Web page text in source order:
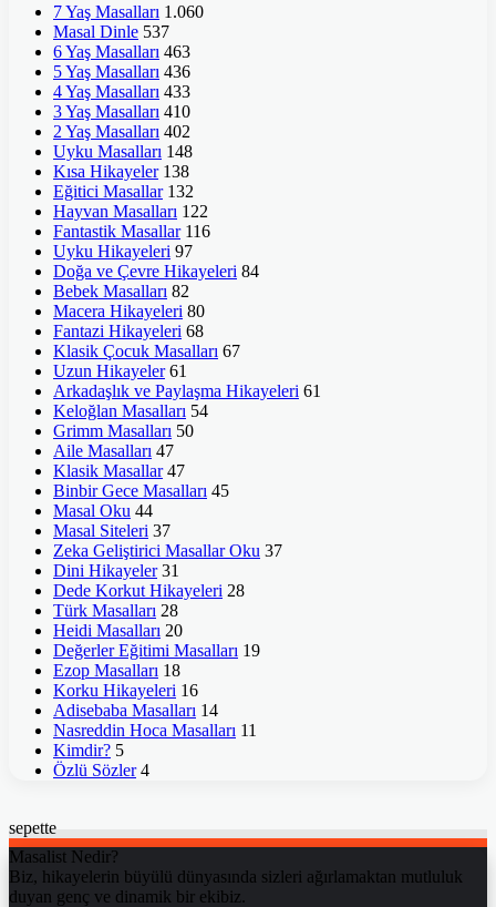
7 Yaş Masalları 1.060
Masal Dinle 537
6 Yaş Masalları 463
5 Yaş Masalları 436
4 Yaş Masalları 433
3 Yaş Masalları 410
2 Yaş Masalları 402
Uyku Masalları 148
Kısa Hikayeler 138
Eğitici Masallar 132
Hayvan Masalları 122
Fantastik Masallar 116
Uyku Hikayeleri 97
Doğa ve Çevre Hikayeleri 84
Bebek Masalları 82
Macera Hikayeleri 80
Fantazi Hikayeleri 68
Klasik Çocuk Masalları 67
Uzun Hikayeler 61
Arkadaşlık ve Paylaşma Hikayeleri 61
Keloğlan Masalları 54
Grimm Masalları 50
Aile Masalları 47
Klasik Masallar 47
Binbir Gece Masalları 45
Masal Oku 44
Masal Siteleri 37
Zeka Geliştirici Masallar Oku 37
Dini Hikayeler 31
Dede Korkut Hikayeleri 28
Türk Masalları 28
Heidi Masalları 20
Değerler Eğitimi Masalları 19
Ezop Masalları 18
Korku Hikayeleri 16
Adisebaba Masalları 14
Nasreddin Hoca Masalları 11
Kimdir? 5
Özlü Sözler 4
sepette
Masalist Nedir?
Biz, hikayelerin büyülü dünyasında sizleri ağırlamaktan mutluluk
duyan genç ve dinamik bir ekibiz.